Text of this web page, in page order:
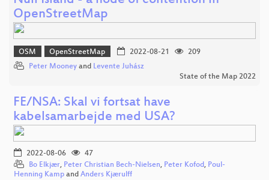
OpenStreetMap
OSM OpenStreetMap 2022-08-21
209
Peter Mooney and Levente Juhász
State of the Map 2022
FE/NSA: Skal vi fortsat have
kabelsamarbejde med USA?
2022-08-06
47
Bo Elkjær, Peter Christian Bech-Nielsen, Peter Kofod, Poul-
Henning Kamp and Anders Kjærulff